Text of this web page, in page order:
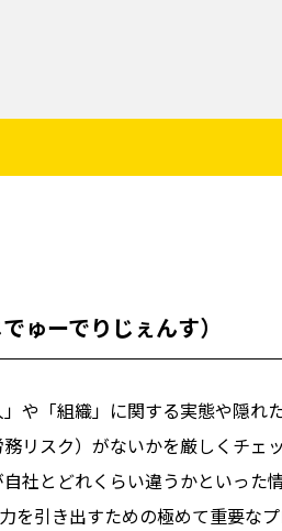
でゅーでりじぇんす）
や「組織」に関する実態や隠れ
リスク）がないかを厳しくチェッ
社とどれくらい違うかといった情
引き出すための極めて重要なプ